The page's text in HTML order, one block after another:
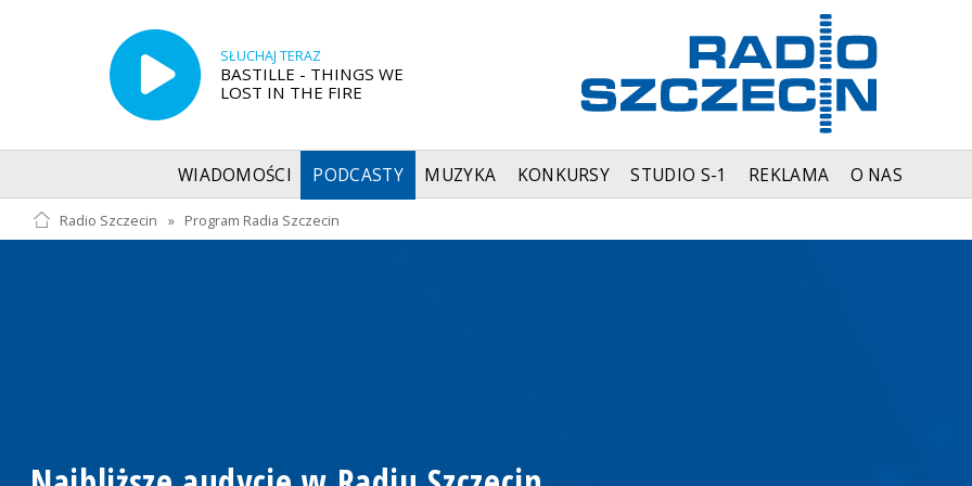
SŁUCHAJ TERAZ
BASTILLE - THINGS WE
LOST IN THE FIRE
WIADOMOŚCI PODCASTY MUZYKA KONKURSY STUDIO S-1 REKLAMA O NAS
Radio Szczecin » Program Radia Szczecin